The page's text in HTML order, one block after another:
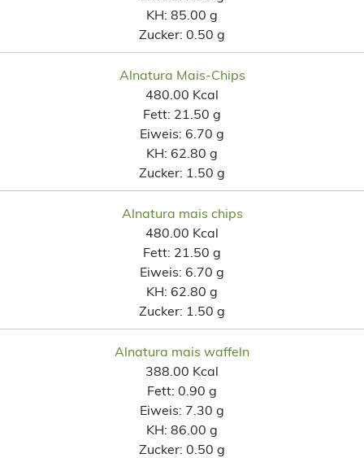
KH: 85.00 g
Zucker: 0.50 g
Alnatura Mais-Chips
480.00 Kcal
Fett: 21.50 g
Eiweis: 6.70 g
KH: 62.80 g
Zucker: 1.50 g
Alnatura mais chips
480.00 Kcal
Fett: 21.50 g
Eiweis: 6.70 g
KH: 62.80 g
Zucker: 1.50 g
Alnatura mais waffeln
388.00 Kcal
Fett: 0.90 g
Eiweis: 7.30 g
KH: 86.00 g
Zucker: 0.50 g